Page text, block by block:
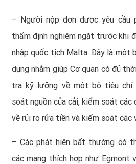
– Người nộp đơn được yêu cầu
thẩm định nghiêm ngặt trước khi
nhập quốc tịch Malta. Đây là một
dụng nhằm giúp Cơ quan có đủ
tra kỹ lưỡng về một bộ tiêu chí.
soát nguồn của cải, kiểm soát các
về rủi ro rửa tiền và kiểm soát các
– Các phát hiện bất thường có
các mạng thích hợp như Egmont